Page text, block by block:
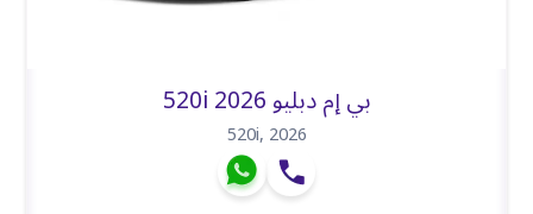
بي إم دبليو 520i 2026
520i,2026